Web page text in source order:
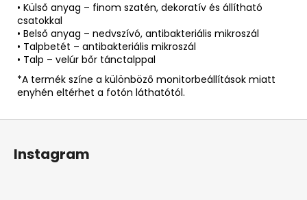
• Külső anyag – finom szatén, dekoratív és állítható
csatokkal
• Belső anyag – nedvszívó, antibakteriális mikroszál
• Talpbetét – antibakteriális mikroszál
• Talp – velúr bőr tánctalppal
*A termék színe a különböző monitorbeállítások miatt
enyhén eltérhet a fotón láthatótól.
Instagram